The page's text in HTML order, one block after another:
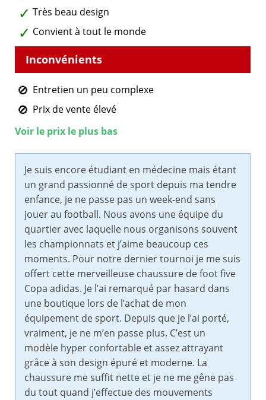
Très beau design
Convient à tout le monde
Entretien un peu complexe
Prix de vente élevé
Voir le prix le plus bas
Je suis encore étudiant en médecine mais étant
un grand passionné de sport depuis ma tendre
enfance, je ne passe pas un week-end sans
jouer au football. Nous avons une équipe du
quartier avec laquelle nous organisons souvent
les championnats et j’aime beaucoup ces
moments. Pour notre dernier tournoi je me suis
offert cette merveilleuse chaussure de foot five
Copa adidas. Je l’ai remarqué par hasard dans
une boutique lors de l’achat de mon
équipement de sport. Depuis que je l’ai porté,
vraiment, je ne m’en passe plus. C’est un
modèle hyper confortable et assez attrayant
grâce à son design épuré et moderne. La
chaussure me suffit nette et je ne me gêne pas
du tout quand j’effectue des mouvements